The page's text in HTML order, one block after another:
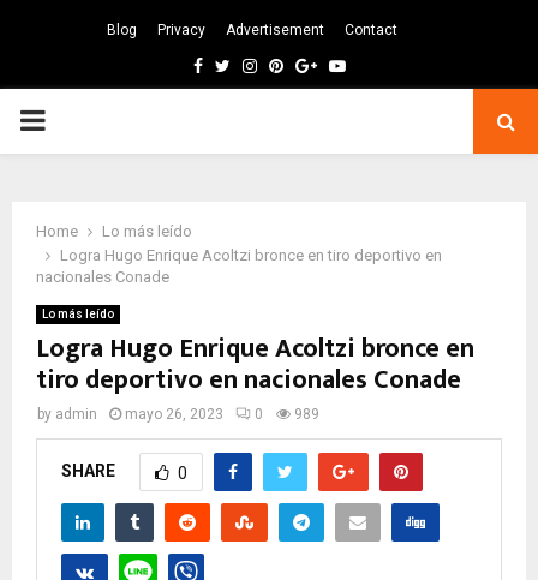
Blog Privacy Advertisement Contact
Facebook
TwitterInstagram
Pinterest
GoogleYoutube
PRIMARY
Home
Lo más leído
Logra Hugo Enrique Acoltzi bronce en tiro deportivo en
nacionales Conade
Lo más leído
Logra Hugo Enrique Acoltzi bronce en
tiro deportivo en nacionales Conade
by admin mayo 26, 2023 0 989
SHARE 0